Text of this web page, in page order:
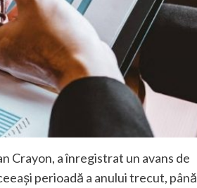
Crayon, a înregistrat un avans de
perioadă a anului trecut, până